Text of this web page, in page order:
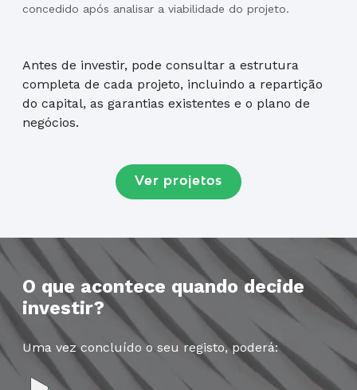
concedido após analisar a viabilidade do projeto.
Antes de investir, pode consultar a estrutura
completa de cada projeto, incluindo a repartição
do capital, as garantias existentes e o plano de
negócios.
Ver projetos
O que acontece quando decide
investir?
Uma vez concluído o seu registo, poderá: